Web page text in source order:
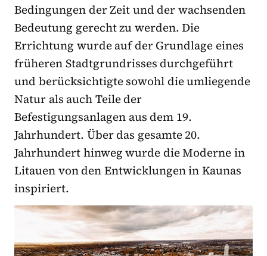
Bedingungen der Zeit und der wachsenden
Bedeutung gerecht zu werden. Die
Errichtung wurde auf der Grundlage eines
früheren Stadtgrundrisses durchgeführt
und berücksichtigte sowohl die umliegende
Natur als auch Teile der
Befestigungsanlagen aus dem 19.
Jahrhundert. Über das gesamte 20.
Jahrhundert hinweg wurde die Moderne in
Litauen von den Entwicklungen in Kaunas
inspiriert.